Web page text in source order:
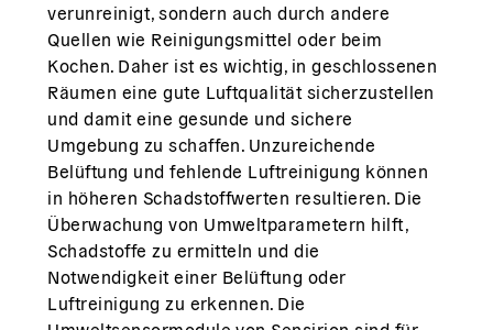
verunreinigt, sondern auch durch andere
Quellen wie Reinigungsmittel oder beim
Kochen. Daher ist es wichtig, in geschlossenen
Räumen eine gute Luftqualität sicherzustellen
und damit eine gesunde und sichere
Umgebung zu schaffen. Unzureichende
Belüftung und fehlende Luftreinigung können
in höheren Schadstoffwerten resultieren. Die
Überwachung von Umweltparametern hilft,
Schadstoffe zu ermitteln und die
Notwendigkeit einer Belüftung oder
Luftreinigung zu erkennen. Die